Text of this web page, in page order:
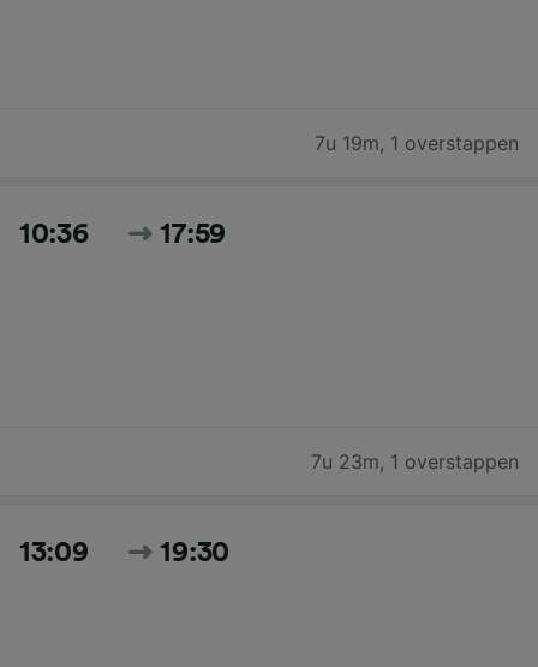
7u 19m, 1 overstappen
10:36 17:59
7u 23m, 1 overstappen
13:09 19:30